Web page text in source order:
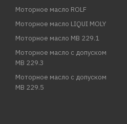
Моторное масло ROLF
Моторное масло LIQUI MOLY
Моторное масло MB 229.1
Моторное масло с допуском
MB 229.3
Моторное масло с допуском
MB 229.5